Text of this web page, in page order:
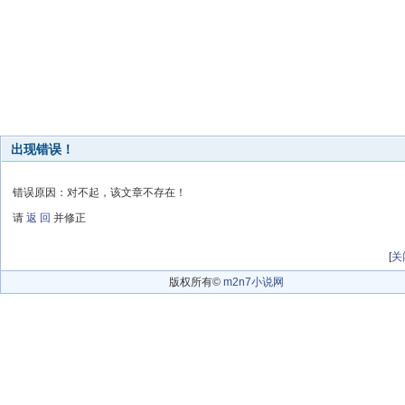
出现错误！
错误原因：对不起，该文章不存在！
请 返 回 并修正
[关
版权所有© m2n7小说网